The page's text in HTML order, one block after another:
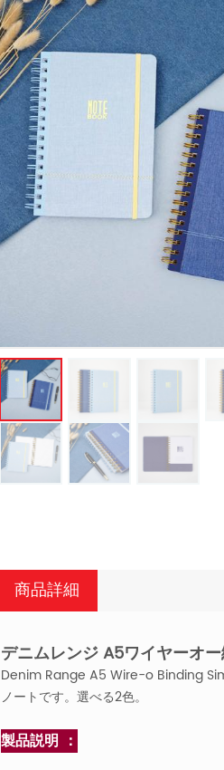
商品詳細
デニムレンジ A5ワイヤーオ
Denim Range A5 Wire-o Binding
ノートです。選べる2色。
製品説明 ：